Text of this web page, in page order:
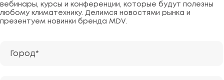
вебинары, курсы и конференции, которые будут полезны
любому климатехнику. Делимся новостями рынка и
презентуем новинки бренда MDV.
Город*